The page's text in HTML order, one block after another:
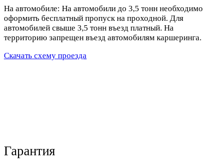
На автомобиле: На автомобили до 3,5 тонн необходимо
оформить бесплатный пропуск на проходной. Для
автомобилей свыше 3,5 тонн въезд платный. На
территорию запрещен въезд автомобилям каршеринга.
Скачать схему проезда
Гарантия